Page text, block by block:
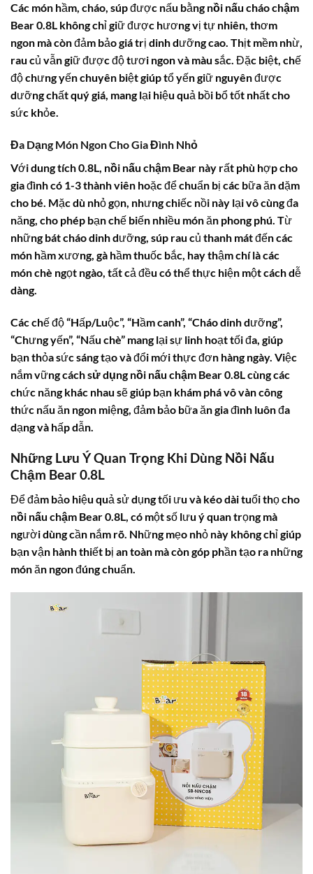
Các món hầm, cháo, súp được nấu bằngnồi nấu cháo chậm
Bear 0.8L không chỉ giữ được hương vị tự nhiên, thơm
ngon mà còn đảm bảo giá trị dinh dưỡng cao. Thịt mềm nhừ,
rau củ vẫn giữ được độ tươi ngon và màu sắc. Đặc biệt, chế
độ chưng yến chuyên biệt giúp tổ yến giữ nguyên được
dưỡng chất quý giá, mang lại hiệu quả bồi bổ tốt nhất cho
sức khỏe.
Đa Dạng Món Ngon Cho Gia Đình Nhỏ
Với dung tích 0.8L, nồi nấu chậm Bear này rất phù hợp cho
gia đình có 1-3 thành viên hoặc để chuẩn bị các bữa ăn dặm
cho bé. Mặc dù nhỏ gọn, nhưng chiếc nồi này lại vô cùng đa
năng, cho phép bạn chế biến nhiều món ăn phong phú. Từ
những bát cháo dinh dưỡng, súp rau củ thanh mát đến các
món hầm xương, gà hầm thuốc bắc, hay thậm chí là các
món chè ngọt ngào, tất cả đều có thể thực hiện một cách dễ
dàng.
Các chế độ “Hấp/Luộc”, “Hầm canh”, “Cháo dinh dưỡng”,
“Chưng yến”, “Nấu chè” mang lại sự linh hoạt tối đa, giúp
bạn thỏa sức sáng tạo và đổi mới thực đơn hàng ngày. Việc
nắm vữngcách sử dụng nồi nấu chậm Bear 0.8L cùng các
chức năng khác nhau sẽ giúp bạn khám phá vô vàn công
thức nấu ăn ngon miệng, đảm bảo bữa ăn gia đình luôn đa
dạng và hấp dẫn.
Những Lưu Ý Quan Trọng Khi Dùng Nồi Nấu
Chậm Bear 0.8L
Để đảm bảo hiệu quả sử dụng tối ưu và kéo dài tuổi thọ cho
nồi nấu chậm Bear 0.8L, có một số lưu ý quan trọng mà
người dùng cần nắm rõ. Những mẹo nhỏ này không chỉ giúp
bạn vận hành thiết bị an toàn mà còn góp phần tạo ra những
món ăn ngon đúng chuẩn.